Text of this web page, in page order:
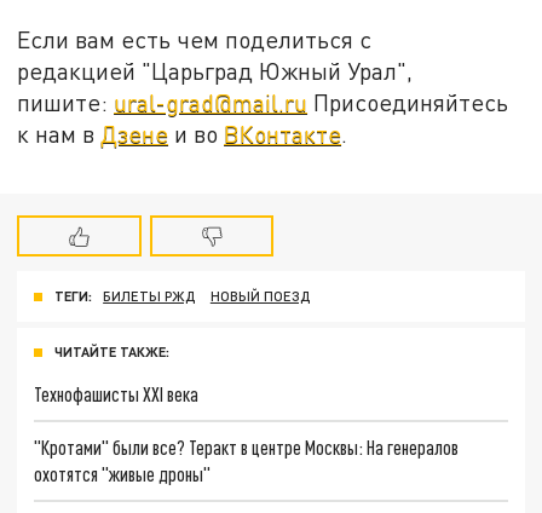
Если вам есть чем поделиться с
редакцией "Царьград Южный Урал",
пишите: ural-grad@mail.ru Присоединяйтесь
к нам в Дзене и во ВКонтакте.
ТЕГИ: БИЛЕТЫ РЖД НОВЫЙ ПОЕЗД
ЧИТАЙТЕ ТАКЖЕ:
Технофашисты XXI века
"Кротами" были все? Теракт в центре Москвы: На генералов
охотятся "живые дроны"